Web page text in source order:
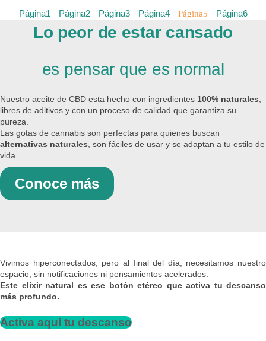
Página1 Página2 Página3 Página4 Página5 Página6
Lo peor de estar cansado
es pensar que es normal
Nuestro aceite de CBD esta hecho con ingredientes 100% naturales
libres de aditivos y con un proceso de calidad que garantiza su
pureza.
Las gotas de cannabis son perfectas para quienes buscan
alternativas naturales , son fáciles de usar y se adaptan a tu estilo de
vida.
Conoce más
Vivimos hiperconectados, pero al final del día, necesitamos nuestro
espacio, sin notificaciones ni pensamientos acelerados.
Este elixir natural es ese botón etéreo que activa tu descanso
más profundo.
Activa aquí tu descanso